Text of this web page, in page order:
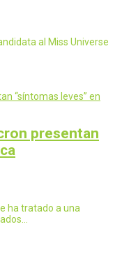
al Miss Universe
presentan
ha tratado a una